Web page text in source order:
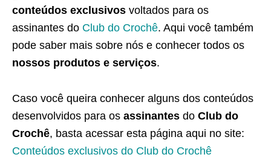
conteúdos exclusivos voltados para os
assinantes do Club do Crochê. Aqui você também
pode saber mais sobre nós e conhecer todos os
nossos produtos e serviços.
Caso você queira conhecer alguns dos conteúdos
desenvolvidos para os assinantes do Club do
Crochê, basta acessar esta página aqui no site:
Conteúdos exclusivos do Club do Crochê